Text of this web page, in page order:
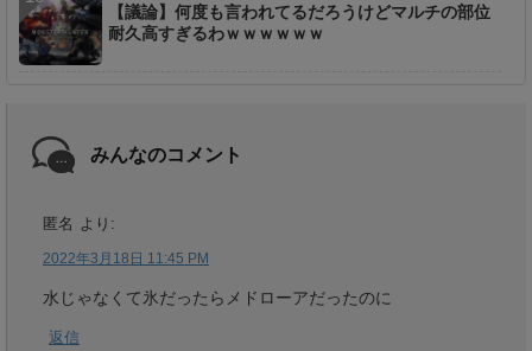
【議論】何度も言われてるだろうけどマルチの部位
耐久高すぎるわｗｗｗｗｗｗ
みんなのコメント
匿名 より:
2022年3月18日 11:45 PM
水じゃなくて氷だったらメドローアだったのに
返信